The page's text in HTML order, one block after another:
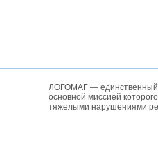
ЛОГОМАГ — единственный
основной миссией
тяжелыми нарушениями